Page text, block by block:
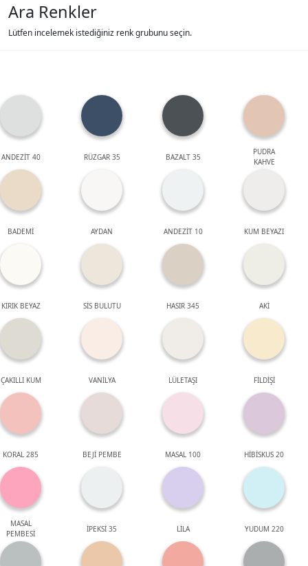
Ara Renkler
Lütfen incelemek istediğiniz renk grubunu seçin.
ANDEZİT 40 RÜZGAR 35 BAZALT 35
PUDRA
KAHVE
BADEMİ AYDAN ANDEZİT 10 KUM BEYAZI
KIRIK BEYAZ SİS BULUTU HASIR 345 AKİ
ÇAKILLI KUM VANİLYA LÜLETAŞI FİLDİŞİ
KORAL 285 BEJİ PEMBE MASAL 100 HİBİSKUS 20
MASAL
PEMBESİ
İPEKSİ 35 LİLA YUDUM 220